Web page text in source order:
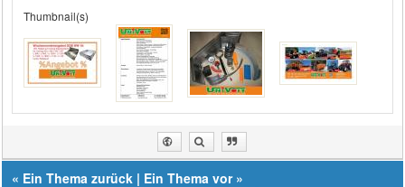
Thumbnail(s)
« Ein Thema zurück | Ein Thema vor»